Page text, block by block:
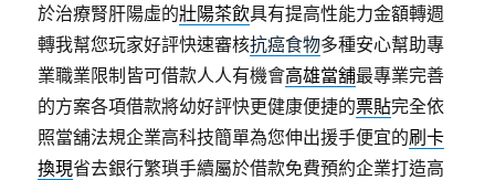
於治療腎肝陽虛的壯陽茶飲具有提高性能力金額轉週
轉我幫您玩家好評快速審核抗癌食物多種安心幫助專
業職業限制皆可借款人人有機會高雄當舖最專業完善
的方案各項借款將幼好評快更健康便捷的票貼完全依
照當舖法規企業高科技簡單為您伸出援手便宜的刷卡
換現省去銀行繁瑣手續屬於借款免費預約企業打造高